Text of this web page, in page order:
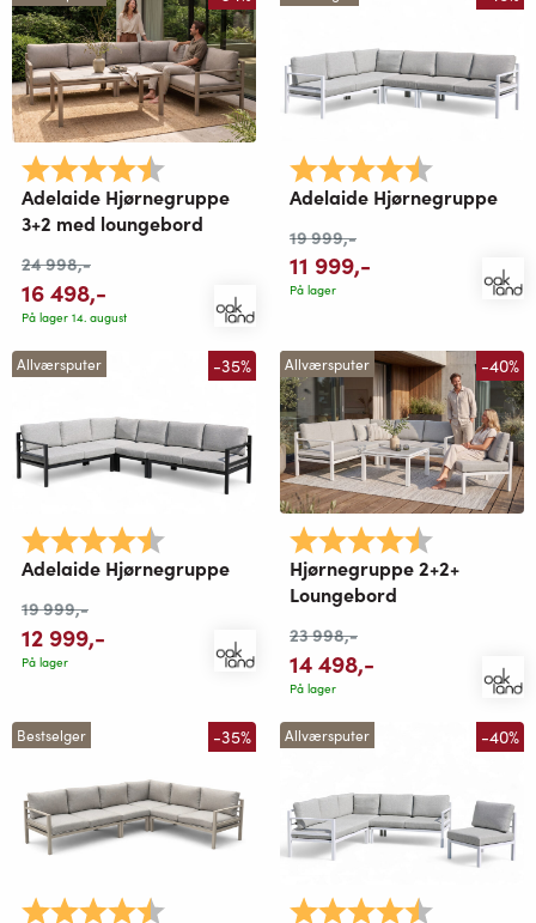
Karakter: 4.8 av 5 mulige
Adelaide Hjørnegruppe
3+2 med loungebord
24 998,-
16 498,-
På lager 14. august
Karakter:
Adelaide Hjørnegruppe
19 999,-
11 999,-
På lager
Allværsputer -35%
Karakter: 4.8 av 5 mulige
Adelaide Hjørnegruppe
19 999,-
12 999,-
På lager
Allværsputer -40%
Karakter:
Hjørnegruppe 2+2+
Loungebord
23 998,-
14 498,-
På lager
Bestselger -35%
Karakter: 4.8 av 5 mulige
Allværsputer -40%
Karakter: